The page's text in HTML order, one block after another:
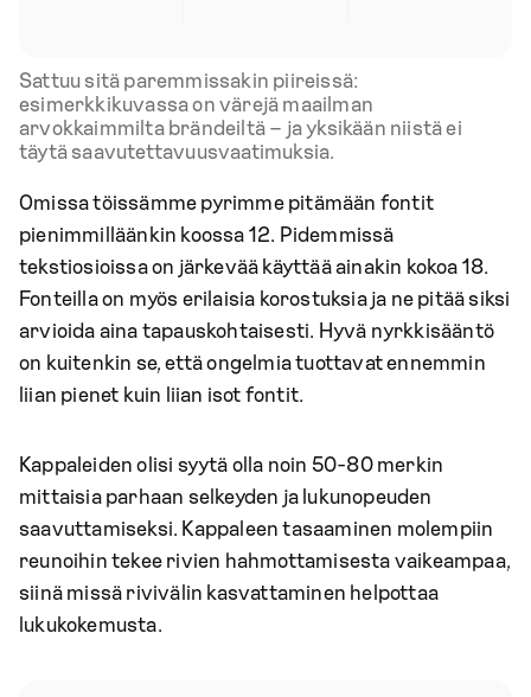
Sattuu sitä paremmissakin piireissä:
esimerkkikuvassa on värejä maailman
arvokkaimmilta brändeiltä – ja yksikään niistä ei
täytä saavutettavuusvaatimuksia.
Omissa töissämme pyrimme pitämään fontit
pienimmilläänkin koossa 12. Pidemmissä
tekstiosioissa on järkevää käyttää ainakin kokoa 18.
Fonteilla on myös erilaisia korostuksia ja ne pitää siksi
arvioida aina tapauskohtaisesti. Hyvä nyrkkisääntö
on kuitenkin se, että ongelmia tuottavat ennemmin
liian pienet kuin liian isot fontit.
Kappaleiden olisi syytä olla noin 50-80 merkin
mittaisia parhaan selkeyden ja lukunopeuden
saavuttamiseksi. Kappaleen tasaaminen molempiin
reunoihin tekee rivien hahmottamisesta vaikeampaa,
siinä missä rivivälin kasvattaminen helpottaa
lukukokemusta.